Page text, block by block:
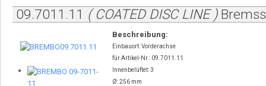
09.7011.11 ( COATED DISC LINE )
Beschreibung:
Einbauort: Vorderachse
für Artikel-Nr.: 09.7011.11
Innenbelüftet: 3
Ø: 256 mm